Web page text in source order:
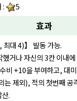
: 5
효과
최대 4)】 발동 가능.
했거나 자신의 3칸 이내
비 +10을 부여하고, 대
는 제외), 적의 첫번째 공
.